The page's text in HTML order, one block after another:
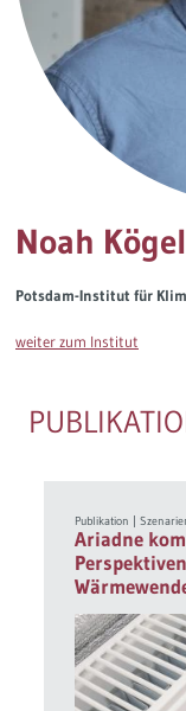
Noah Kögel
Potsdam-Institut für
weiter zum Institut
Publikation |
Ariadne
Governance
Europa & Green Deal
Themen Übersicht
Soziales